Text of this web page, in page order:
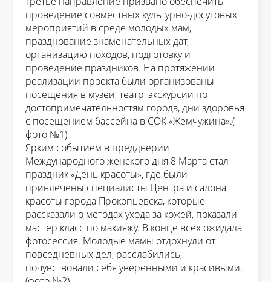
проведение совместных культурно-досуговых
мероприятий в среде молодых мам,
празднование знаменательных дат,
организацию походов, подготовку и
проведение праздников. На протяжении
реализации проекта были организованы
посещения в музеи, театр, экскурсии по
достопримечательностям города, дни здоровья
с посещением бассейна в СОК «Жемчужина».(
фото №1)
Ярким событием в преддверии
Международного женского дня 8 Марта стал
праздник «День красоты», где были
привлечены специалисты Центра и салона
красоты города Прокопьевска, которые
рассказали о методах ухода за кожей, показали
мастер класс по макияжу. В конце всех ожидала
фотосессия. Молодые мамы отдохнули от
повседневных дел, расслабились,
почувствовали себя уверенными и красивыми.